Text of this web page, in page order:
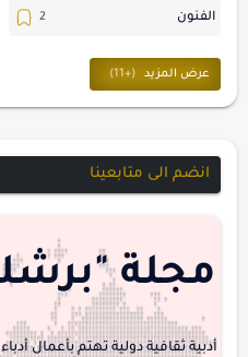
الفنون
المسرح
حسن_يارتي
interview
انضم الى متابعينا
مجلة
أدبية ثقافية دولية تهتم بأعمال